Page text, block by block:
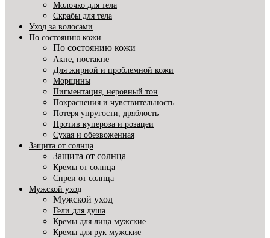
Молочко для тела
Скрабы для тела
Уход за волосами
По состоянию кожи
По состоянию кожи
Акне, постакне
Для жирной и проблемной кожи
Морщины
Пигментация, неровный тон
Покраснения и чувствительность
Потеря упругости, дряблость
Против купероза и розацеи
Сухая и обезвоженная
Защита от солнца
Защита от солнца
Кремы от солнца
Спреи от солнца
Мужской уход
Мужской уход
Гели для душа
Кремы для лица мужские
Кремы для рук мужские